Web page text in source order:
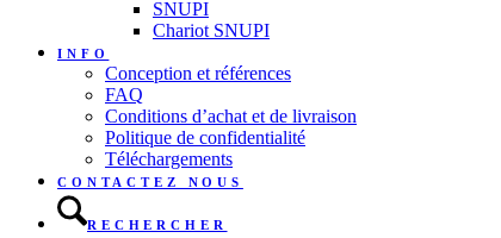
SNUPI
Chariot SNUPI
INFO
Conception et références
FAQ
Conditions d’achat et de livraison
Politique de confidentialité
Téléchargements
CONTACTEZ NOUS
RECHERCHER